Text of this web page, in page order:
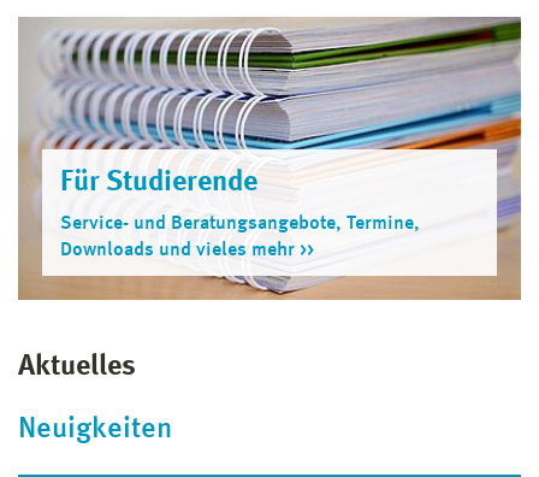
Für Studierende
Service- und Beratungsangebote, Termine,
Downloads und vieles mehr
Aktuelles
Neuigkeiten